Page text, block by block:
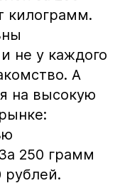
килограмм.
не у каждого
А
на высокую
250 грамм
рублей.